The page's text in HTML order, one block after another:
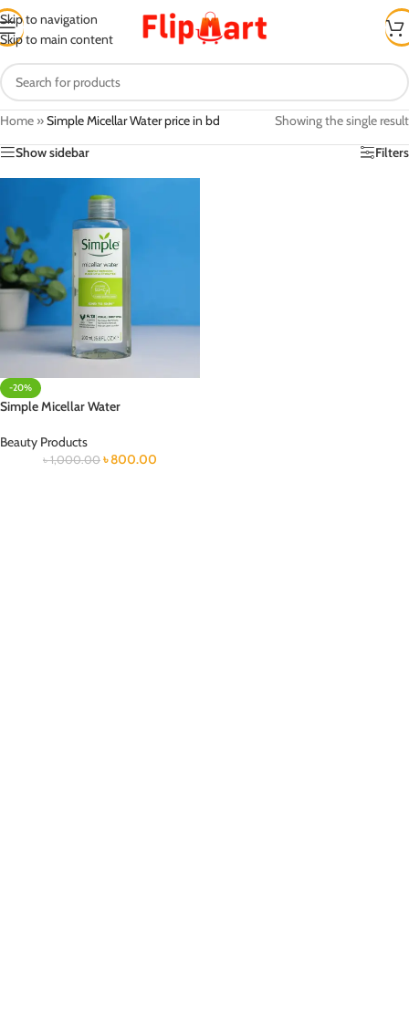
Skip to navigation
Skip to main content
Home »Simple Micellar Water price in bd
Showing the single result
Show sidebar
Filters
-20%
Simple Micellar Water
Beauty Products
৳1,000.00 ৳800.00